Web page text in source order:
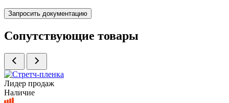
Запросить документацию
Сопутствующие товары
Лидер продаж
Наличие